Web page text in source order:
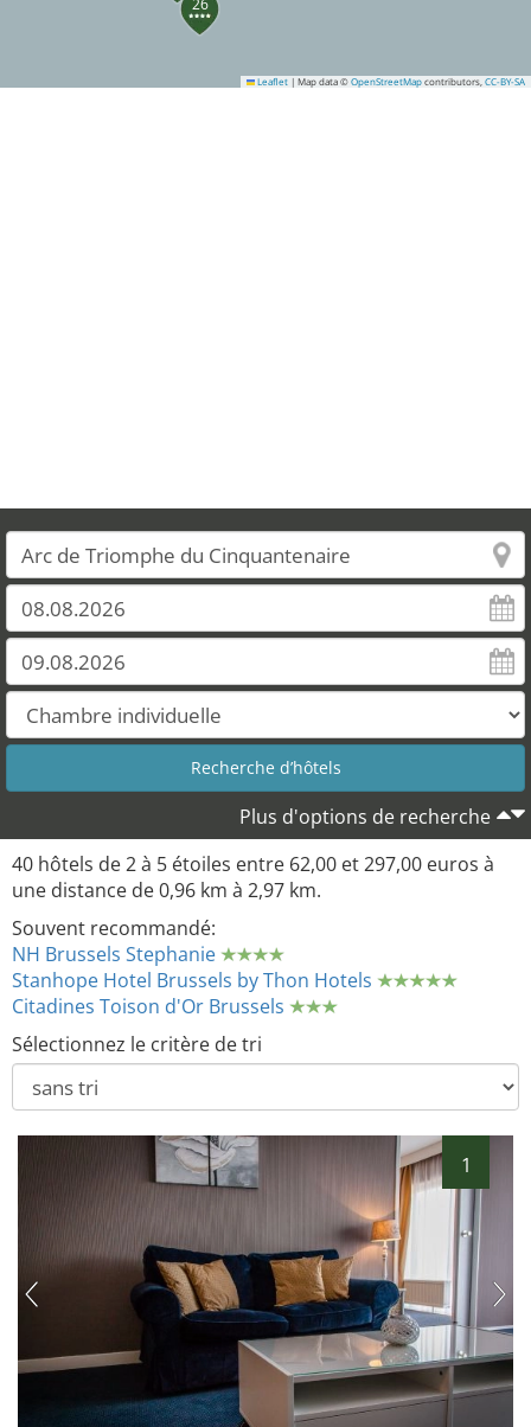
26
Leaflet | Map data © OpenStreetMap contributors, CC-BY-SA
Plus d'options de recherche
40 hôtels de 2 à 5 étoiles entre 62,00 et 297,00 euros à
une distance de 0,96 km à 2,97 km.
Souvent recommandé:
NH Brussels Stephanie
Stanhope Hotel Brussels by Thon Hotels
Citadines Toison d'Or Brussels
Sélectionnez le critère de tri
1